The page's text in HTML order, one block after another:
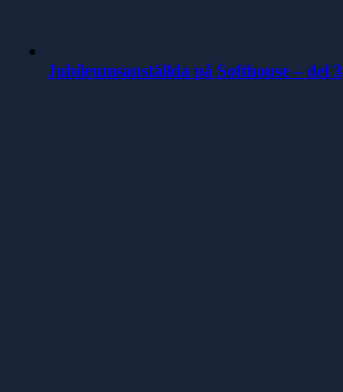
Jubileumsanställda på Softhouse – del 3